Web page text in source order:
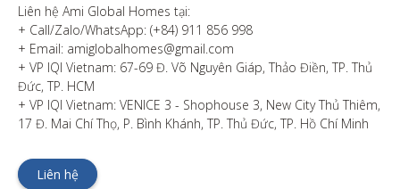
Liên hệ Ami Global Homes tại:
+ Call/Zalo/WhatsApp: (+84) 911 856 998
+ Email: amiglobalhomes@gmail.com
+ VP IQI Vietnam: 67-69 Đ. Võ Nguyên Giáp, Thảo Điền, TP. Thủ
Đức, TP. HCM
+ VP IQI Vietnam: VENICE 3 - Shophouse 3, New City Thủ Thiêm,
17 Đ. Mai Chí Thọ, P. Bình Khánh, TP. Thủ Đức, TP. Hồ Chí Minh
Liên hệ